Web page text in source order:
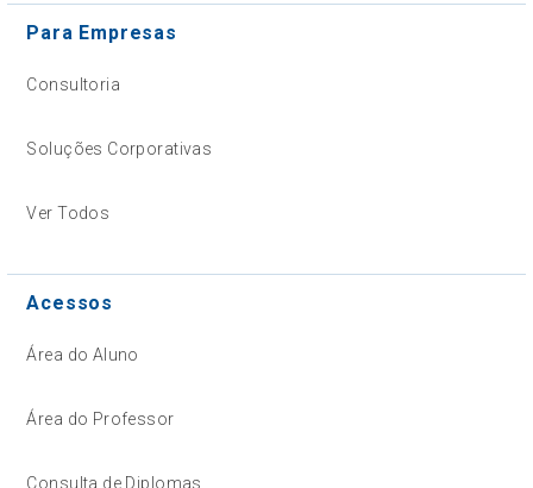
Para Empresas
Consultoria
Soluções Corporativas
Ver Todos
Acessos
Área do Aluno
Área do Professor
Consulta de Diplomas